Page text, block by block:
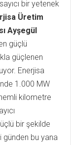
bir yetenek
Üretim
Ayşegül
güçlü
güçlenen
Enerjisa
1.000 MW
kilometre
bir şekilde
günden bu yana